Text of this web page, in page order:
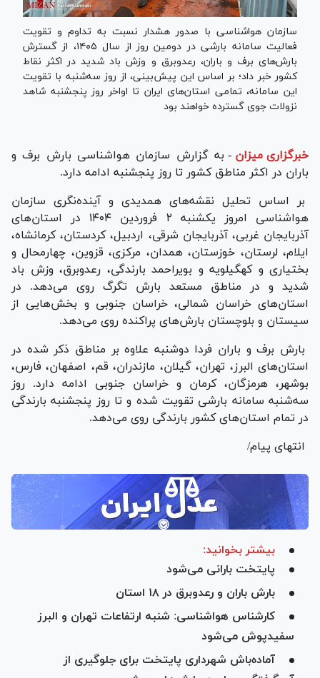
سازمان هواشناسی با صدور هشدار نسبت به تداوم و تقویت
فعالیت سامانه بارشی در دومین روز از سال ۱۴۰۵، از گسترش
بارش‌های برف و باران، رعدوبرق و وزش باد شدید در اکثر نقاط
کشور خبر داد؛ بر اساس این پیش‌بینی، از روز سه‌شنبه با تقویت
این سامانه، تمامی استان‌های ایران تا اواخر روز پنجشنبه شاهد
نزولات جوی گسترده خواهند بود
خبرگزاری میزان - به گزارش سازمان هواشناسی بارش برف و
باران در اکثر مناطق کشور تا روز پنجشنبه ادامه دارد.
بر اساس تحلیل نقشه‌های همدیدی و آینده‌نگری سازمان
هواشناسی امروز یکشنبه ۲ فروردین ۱۴۰۴ در استان‌های
آذربایجان غربی، آذربایجان شرقی، اردبیل، کردستان، کرمانشاه،
ایلام، لرستان، خوزستان، همدان، مرکزی، قزوین، چهارمحال و
بختیاری و کهگیلویه و بویراحمد بارندگی، رعدوبرق، وزش باد
شدید و در مناطق مستعد بارش تگرگ روی می‌دهد. در
استان‌های خراسان شمالی، خراسان جنوبی و بخش‌هایی از
سیستان و بلوچستان بارش‌های پراکنده روی می‌دهد.
بارش برف و باران فردا دوشنبه علاوه بر مناطق ذکر شده در
استان‌های البرز، تهران، گیلان، مازندران، قم، اصفهان، فارس،
بوشهر، هرمزگان، کرمان و خراسان جنوبی ادامه دارد. روز
سه‌شنبه سامانه بارشی تقویت شده و تا روز پنجشنبه بارندگی
در تمام استان‌های کشور بارندگی روی می‌دهد.
انتهای پیام/
بیشتر بخوانید:
پایتخت بارانی می‌شود
بارش باران و رعدوبرق در ۱۸ استان
کارشناس هواشناسی: شنبه ارتفاعات تهران و البرز
سفیدپوش می‌شود
آماده‌باش شهرداری پایتخت برای جلوگیری از